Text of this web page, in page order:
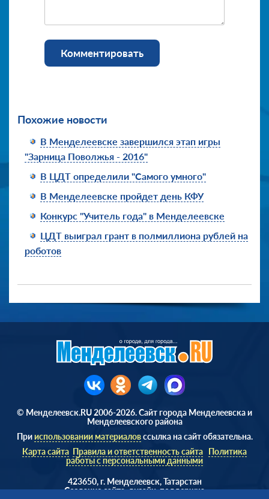
Комментировать
Похожие новости
В Менделеевске завершился этап игры
"Зарница Поволжья - 2016"
В ЦДТ определили "Самого умного"
В Менделеевске пройдет день КФУ
Конкурс "Учитель года" в Менделеевске
ЦДТ выиграл грант в полмиллиона рублей на
роботов
© Менделеевск.RU 2006-2026. Сайт города Менделеевска и
Менделеевского района
Прииспользовании материаловссылка на сайт обязательна.
Карта сайта Правила и ответственность сайта Политика
работы с персональными данными
423650, г. Менделеевск, Татарстан
Cоздание сайта, дизайн, поддержка